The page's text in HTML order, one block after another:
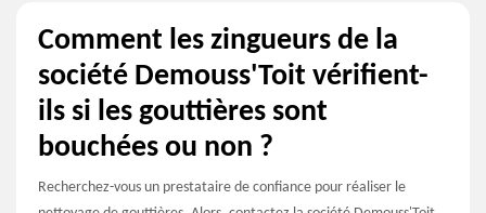
Comment les zingueurs de la
société Demouss'Toit vérifient-
ils si les gouttières sont
bouchées ou non ?
Recherchez-vous un prestataire de confiance pour réaliser le